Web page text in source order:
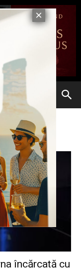
încărcată cu